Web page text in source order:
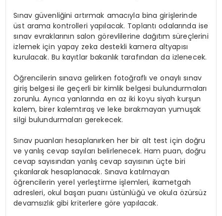
Sınav güvenliğini artırmak amacıyla bina girişlerinde
üst arama kontrolleri yapılacak. Toplantı odalarında ise
sınav evraklarının salon görevlilerine dağıtım süreçlerini
izlemek için yapay zeka destekli kamera altyapısı
kurulacak. Bu kayıtlar bakanlık tarafından da izlenecek.
Öğrencilerin sınava gelirken fotoğraflı ve onaylı sınav
giriş belgesi ile geçerli bir kimlik belgesi bulundurmaları
zorunlu. Ayrıca yanlarında en az iki koyu siyah kurşun
kalem, birer kalemtıraş ve leke bırakmayan yumuşak
silgi bulundurmaları gerekecek.
Sınav puanları hesaplanırken her bir alt test için doğru
ve yanlış cevap sayıları belirlenecek. Ham puan, doğru
cevap sayısından yanlış cevap sayısının üçte biri
çıkarılarak hesaplanacak. Sınava katılmayan
öğrencilerin yerel yerleştirme işlemleri, ikametgah
adresleri, okul başarı puanı üstünlüğü ve okula özürsüz
devamsızlık gibi kriterlere göre yapılacak.